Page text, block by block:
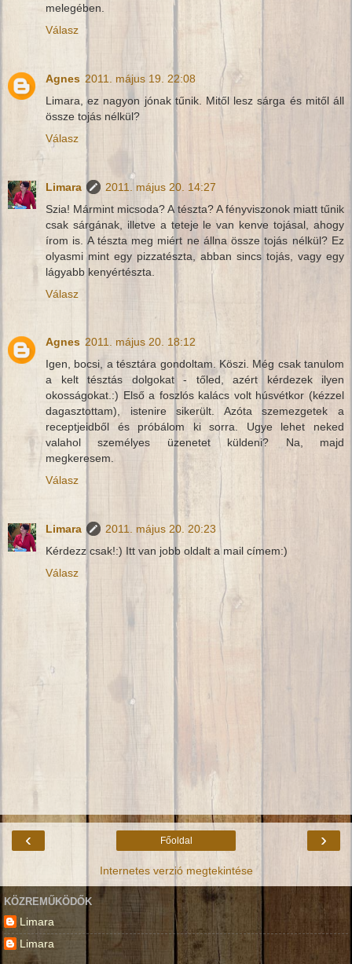
melegében.
Válasz
Agnes 2011. május 19. 22:08
Limara, ez nagyon jónak tűnik. Mitől lesz sárga és mitől áll
össze tojás nélkül?
Válasz
Limara
2011. május 20. 14:27
Szia! Mármint micsoda? A tészta? A fényviszonok miatt tűnik
csak sárgának, illetve a teteje le van kenve tojásal, ahogy
írom is. A tészta meg miért ne állna össze tojás nélkül? Ez
olyasmi mint egy pizzatészta, abban sincs tojás, vagy egy
lágyabb kenyértészta.
Válasz
Agnes 2011. május 20. 18:12
Igen, bocsi, a tésztára gondoltam. Köszi. Még csak tanulom
a kelt tésztás dolgokat - tőled, azért kérdezek ilyen
okosságokat.:) Első a foszlós kalács volt húsvétkor (kézzel
dagasztottam), istenire sikerült. Azóta szemezgetek a
receptjeidből és próbálom ki sorra. Ugye lehet neked
valahol személyes üzenetet küldeni? Na, majd
megkeresem.
Válasz
Limara
2011. május 20. 20:23
Kérdezz csak!:) Itt van jobb oldalt a mail címem:)
Válasz
‹ ›
Főoldal
Internetes verzió megtekintése
KÖZREMŰKÖDŐK
Limara
Limara